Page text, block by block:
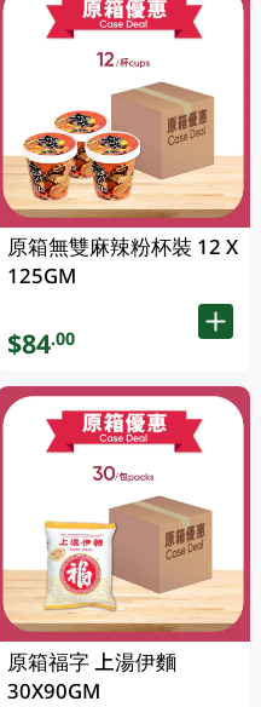
原箱無雙麻辣粉杯裝 12 X
125GM
$84.00
原箱福字 上湯伊麵
30X90GM